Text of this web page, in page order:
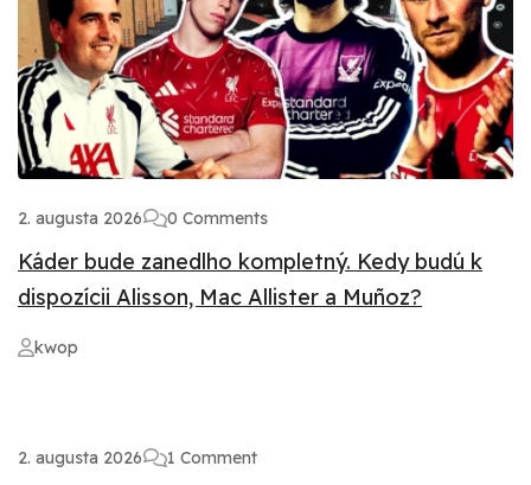
2. augusta 2026 0 Comments
Káder bude zanedlho kompletný. Kedy budú k
dispozícii Alisson, Mac Allister a Muñoz?
kwop
2. augusta 2026 1 Comment